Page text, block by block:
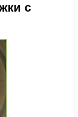
с